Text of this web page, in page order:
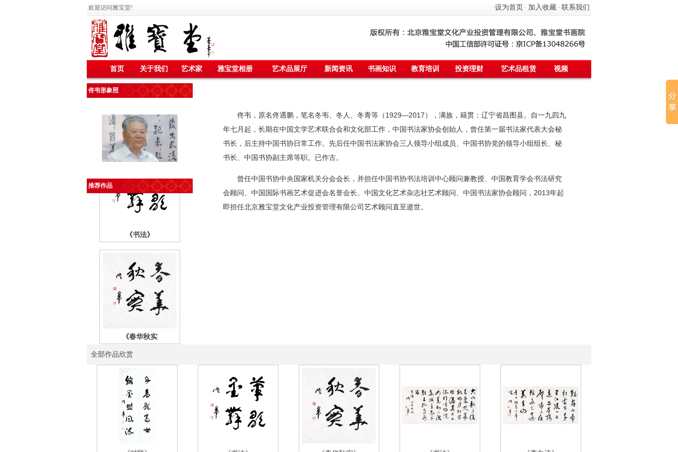
欢迎访问雅宝堂! ·设为首页 · 加入收藏 · 联系我们
首页 关于我们 艺术家 雅宝堂相册 艺术品展厅 新闻资讯 书画知识 教育培训 投资理财 艺术品租赁 视频
佟韦形象照
推荐作品
《对联》
《书法》
《春华秋实
《李白诗》
佟韦，原名佟遇鹏，笔名冬韦、冬人、冬青等（1929—2017），满族，籍贯：辽宁省昌图县。自一九四九
年七月起，长期在中国文学艺术联合会和文化部工作，中国书法家协会创始人，曾任第一届书法家代表大会秘
书长，后主持中国书协日常工作。先后任中国书法家协会三人领导小组成员、中国书协党的领导小组组长、秘
书长、 中国书协副主席等职。已作古。
曾任中国书协中央国家机关分会会长，并担任中国书协书法培训中心顾问兼教授、中国教育学会书法研究
会顾问、中国国际书画艺术促进会名誉会长、中国文化艺术杂志社艺术顾问、中国书法家协会顾问，2013年起
即担任北京雅宝堂文化产业投资管理有限公司艺术顾问直至逝世。
全部作品欣赏